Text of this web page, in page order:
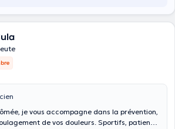
je vous accompagne dans la prévention,
de vos douleurs. Sportifs, patients